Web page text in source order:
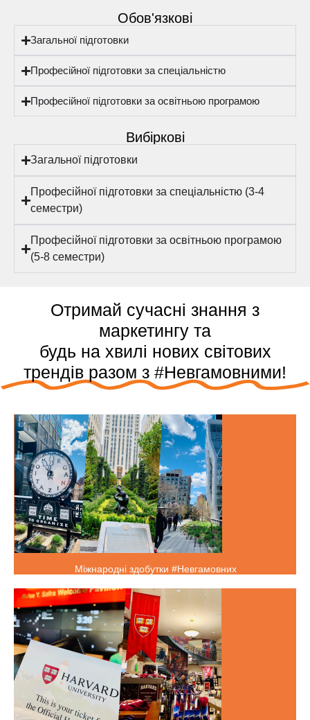
Обов'язкові
Загальної підготовки
Професійної підготовки за спеціальністю
Професійної підготовки за освітньою програмою
Вибіркові
Загальної підготовки
Професійної підготовки за спеціальністю (3-4
семестри)
Професійної підготовки за освітньою програмою
(5-8 семестри)
Отримай сучасні знання з
маркетингу та
будь на хвилі нових світових
трендів разом з #Невгамовними!
Міжнародні здобутки #Невгамовних